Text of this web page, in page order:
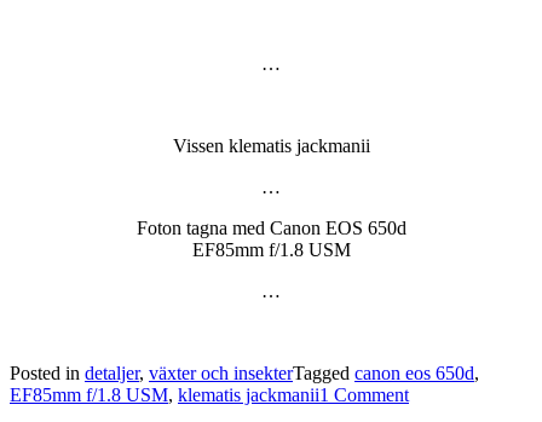
…
Vissen klematis jackmanii
…
Foton tagna med Canon EOS 650d
EF85mm f/1.8 USM
…
Posted in detaljer, växter och insekterTagged canon eos 650d,
EF85mm f/1.8 USM, klematis jackmanii1 Comment